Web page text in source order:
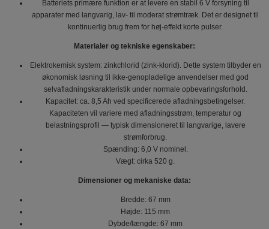
Batteriets primære funktion er at levere en stabil 6 V forsyning til
apparater med langvarig, lav‑ til moderat strømtræk. Det er designet til
kontinuerlig brug frem for høj‑effekt korte pulser.
Materialer og tekniske egenskaber:
Elektrokemisk system: zinkchlorid (zink‑klorid). Dette system tilbyder en
økonomisk løsning til ikke-genopladelige anvendelser med god
selvafladningskarakteristik under normale opbevaringsforhold.
Kapacitet: ca. 8,5 Ah ved specificerede afladningsbetingelser.
Kapaciteten vil variere med afladningsstrøm, temperatur og
belastningsprofil — typisk dimensioneret til langvarige, lavere
strømforbrug.
Spænding: 6,0 V nominel.
Vægt: cirka 520 g.
Dimensioner og mekaniske data:
Bredde: 67 mm
Højde: 115 mm
Dybde/længde: 67 mm